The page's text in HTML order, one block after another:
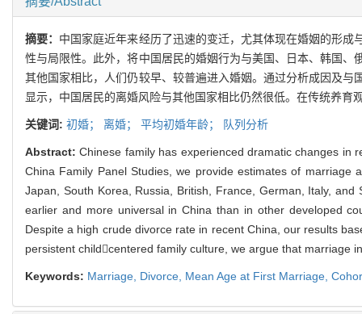
摘要： 中国家庭近年来经历了迅速的变迁，尤其体现在婚姻的形
性与局限性。此外，将中国居民的婚姻行为与美国、日本、韩国
其他国家相比，人们仍较早、较普遍进入婚姻。通过分析成因及
显示，中国居民的离婚风险与其他国家相比仍然很低。在传统养
关键词: 初婚； 离婚； 平均初婚年龄； 队列分析
Abstract:Chinese family has experienced dramatic changes in
China Family Panel Studies, we provide estimates of
Japan, South Korea, Russia, British, France, German, Italy,
earlier and more universal in China than in other developed
Despite a high crude divorce rate in recent China, our results
persistent childcentered family culture, we argue that marriage
Keywords: Marriage, Divorce, Mean Age at First Marriage,